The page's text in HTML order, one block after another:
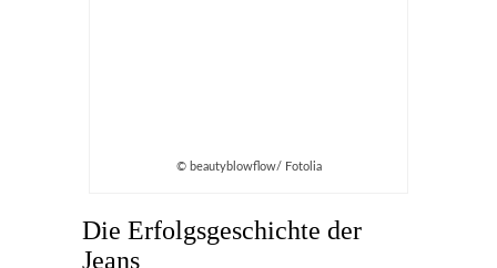
© beautyblowflow/ Fotolia
Die Erfolgsgeschichte der
Jeans